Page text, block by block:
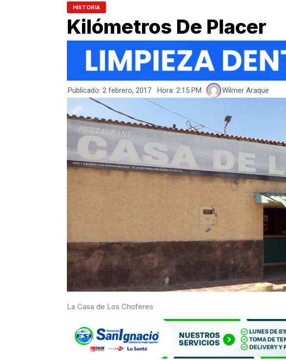
HISTORIA
Kilómetros De Placer
Publicado: 2 febrero, 2017 Hora: 2:15 PM Wilmer Araque
La Casa de Los Choferes